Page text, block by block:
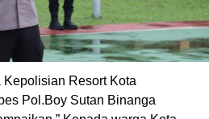
Kepolisian Resort Kota
Pol.Boy Sutan Binanga